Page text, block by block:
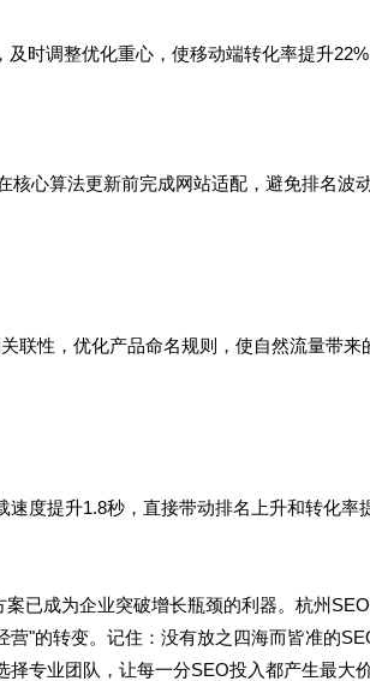
时调整优化重心，使移动端转化率提升22%
核心算法更新前完成网站适配，避免排名波
联性，优化产品命名规则，使自然流量带来
度提升1.8秒，直接带动排名上升和转化率
已成为企业突破增长瓶颈的利器。杭州
"的转变。记住：没有放之四海而皆准的
专业团队，让每一分SEO投入都产生最大